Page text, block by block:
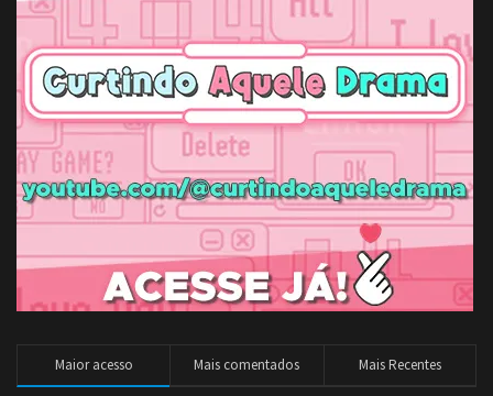
Maior acesso Mais comentados Mais Recentes